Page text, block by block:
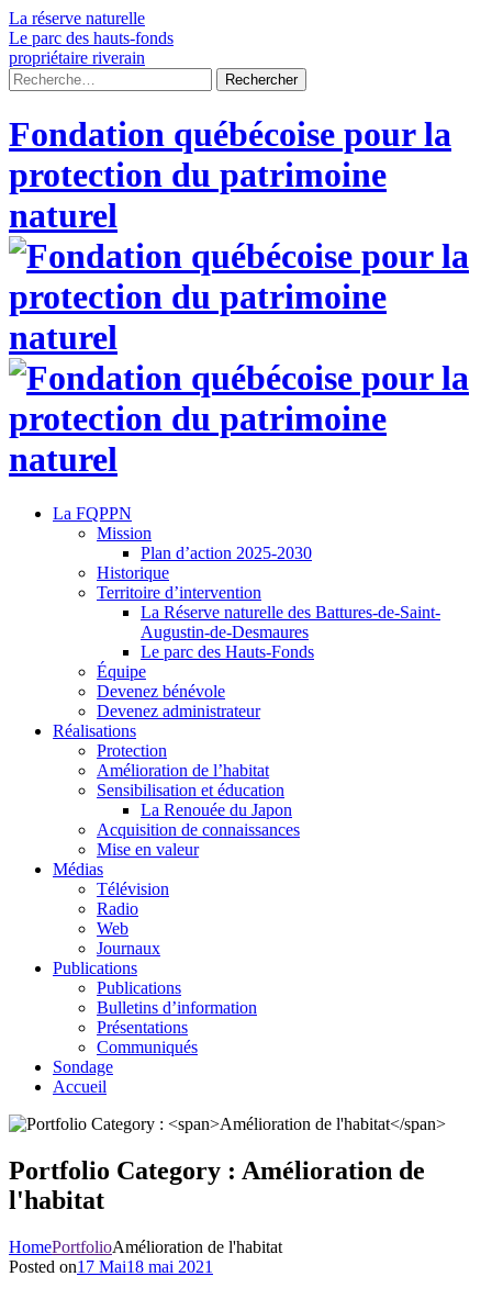
Skip
to
content
La réserve naturelle
Le parc des hauts-fonds
propriétaire riverain
Rechercher :
Fondation québécoise pour la
protection du patrimoine
naturel
La FQPPN
Mission
Plan d’action 2025-2030
Historique
Territoire d’intervention
La Réserve naturelle des Battures-de-Saint-
Augustin-de-Desmaures
Le parc des Hauts-Fonds
Équipe
Devenez bénévole
Devenez administrateur
Réalisations
Protection
Amélioration de l’habitat
Sensibilisation et éducation
La Renouée du Japon
Acquisition de connaissances
Mise en valeur
Médias
Télévision
Radio
Web
Journaux
Publications
Publications
Bulletins d’information
Présentations
Communiqués
Sondage
Accueil
Portfolio Category : Amélioration de
l'habitat
HomePortfolioAmélioration de l'habitat
Posted on17 Mai18 mai 2021